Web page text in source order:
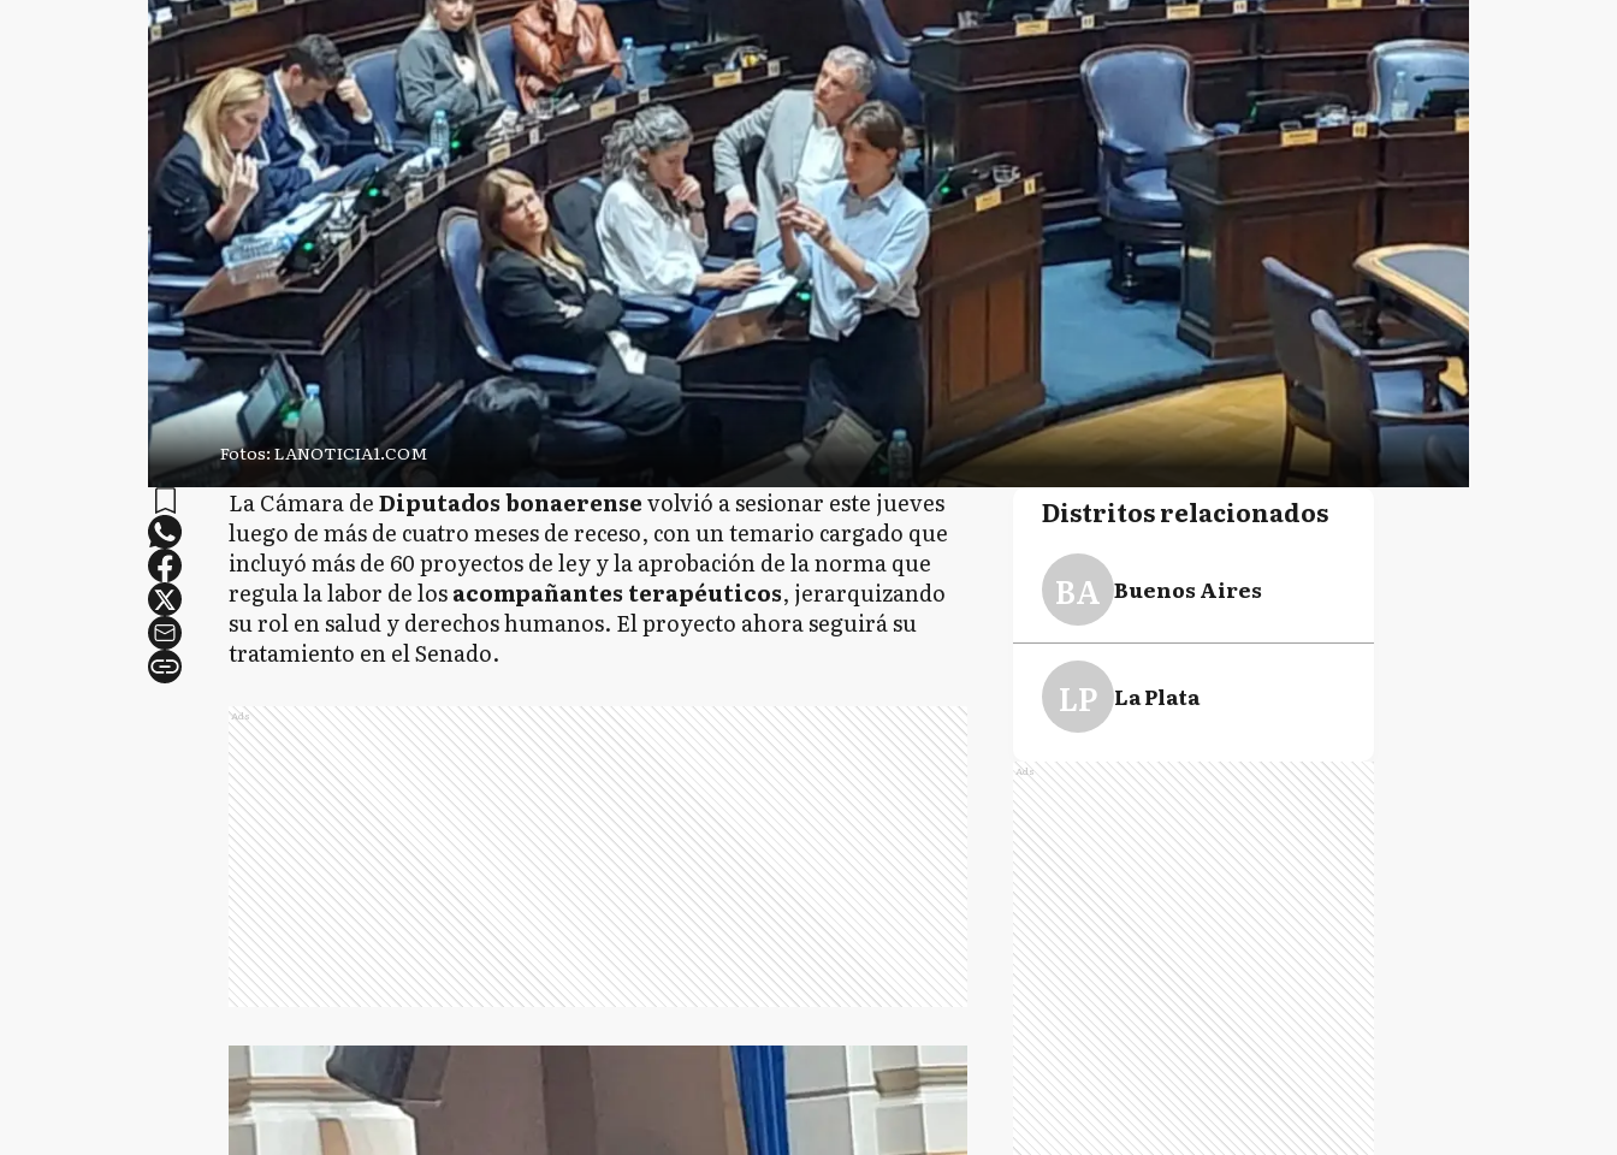
Fotos: LANOTICIA1.COM
La Cámara deDiputados bonaerensevolvió a sesionar este jueves
luego de más de cuatro meses de receso, con un temario cargado que
incluyó más de 60 proyectos de ley y la aprobación de la norma que
regula la labor de losacompañantes terapéuticos, jerarquizando
su rol en salud y derechos humanos. El proyecto ahora seguirá su
tratamiento en el Senado.
Ads
Distritos relacionados
BA Buenos Aires
LP La Plata
Ads